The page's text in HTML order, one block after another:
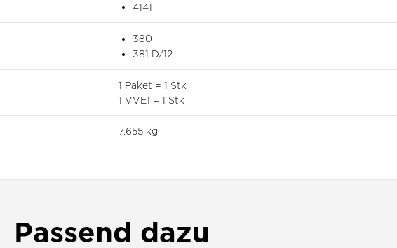
4141
380
381 D/12
1 Paket = 1 Stk
1 VVE1 = 1 Stk
7.655 kg
Passend dazu